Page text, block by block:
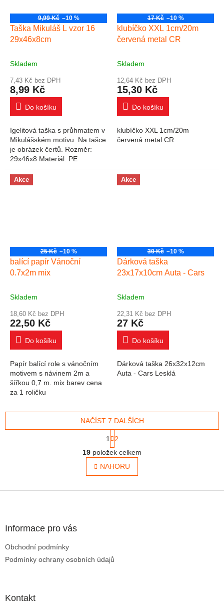
9,99 Kč –10 %
Taška Mikuláš L vzor 16
29x46x8cm
Skladem
7,43 Kč bez DPH
8,99 Kč
Do košíku
Igelitová taška s průhmatem v
Mikulášském motivu. Na tašce
je obrázek čertů. Rozměr:
29x46x8 Materiál: PE
Uvedená cena je za 1 ks.
Rozměr: 290mm x 460mm x
80mm (Š x V x H)...
17 Kč –10 %
klubíčko XXL 1cm/20m
červená metal CR
Skladem
12,64 Kč bez DPH
15,30 Kč
Do košíku
klubíčko XXL 1cm/20m
červená metal CR
Akce
25 Kč –10 %
balící papír Vánoční
0.7x2m mix
Skladem
18,60 Kč bez DPH
22,50 Kč
Do košíku
Papír balící role s vánočním
motivem s návinem 2m a
šířkou 0,7 m. mix barev cena
za 1 roličku
Akce
30 Kč –10 %
Dárková taška
23x17x10cm Auta - Cars
Skladem
22,31 Kč bez DPH
27 Kč
Do košíku
Dárková taška 26x32x12cm
Auta - Cars Lesklá
Ovládací prvky výpisu
NAČÍST 7 DALŠÍCH
1
2
19 položek celkem
NAHORU
Informace pro vás
Obchodní podmínky
Podmínky ochrany osobních údajů
Kontakt